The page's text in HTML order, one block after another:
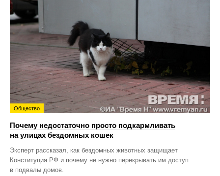
Общество
Почему недостаточно просто подкармливать
на улицах бездомных кошек
Эксперт рассказал, как бездомных животных защищает
Конституция РФ и почему не нужно перекрывать им доступ
в подвалы домов.